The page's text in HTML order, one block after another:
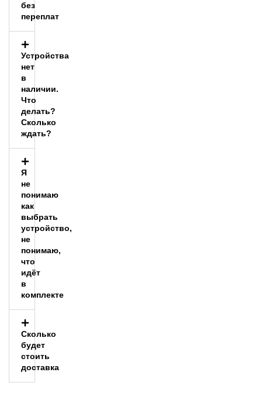
без
переплат
Устройства
нет
в
наличии.
Что
делать?
Сколько
ждать?
Я
не
понимаю
как
выбрать
устройство,
не
понимаю,
что
идёт
в
комплекте
Сколько
будет
стоить
доставка